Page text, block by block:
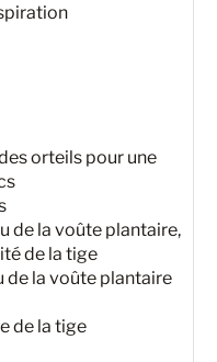
orteils pour une
de la voûte plantaire,
de la tige
de la voûte plantaire
de la tige